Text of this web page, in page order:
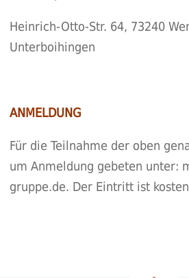
Heinrich-Otto-Str. 64, 73240
Unterboihingen
ANMELDUNG
Für die Teilnahme der oben
um Anmeldung gebeten unter:
gruppe.de. Der Eintritt ist